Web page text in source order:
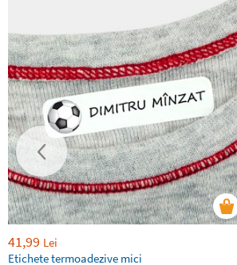
41,99 Lei
Etichete termoadezive mici